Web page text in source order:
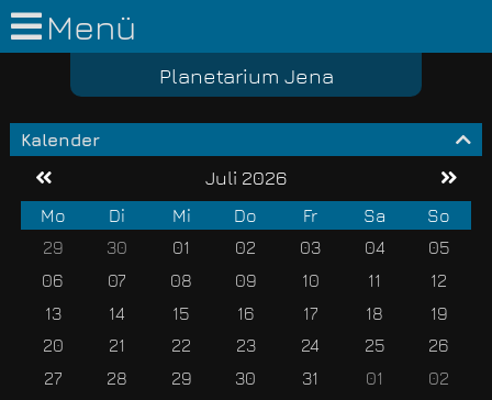
Menü
Planetarium Jena
Kalender
Juli 2026
Mo Di Mi Do Fr Sa
So
29
30 01 02 03 04
05
06
07 08 09 10 11
12
13
14 15 16 17 18
19
20
21 22 23 24 25
26
27
28 29 30 31 01 02